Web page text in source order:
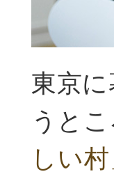
東京
うと
しい